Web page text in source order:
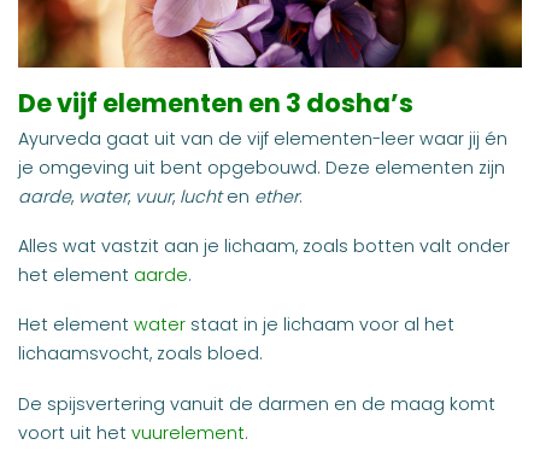
De vijf elementen en 3 dosha’s
Ayurveda gaat uit van de vijf elementen-leer waar jij én
je omgeving uit bent opgebouwd. Deze elementen zijn
aarde, water, vuur, luchten ether.
Alles wat vastzit aan je lichaam, zoals botten valt onder
het element aarde.
Het element water staat in je lichaam voor al het
lichaamsvocht, zoals bloed.
De spijsvertering vanuit de darmen en de maag komt
voort uit het vuurelement.